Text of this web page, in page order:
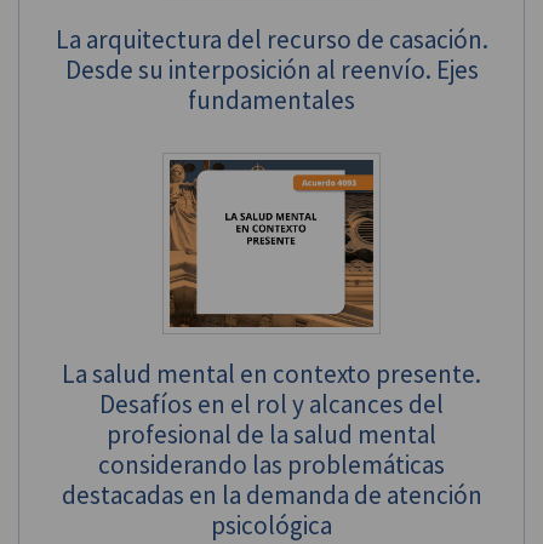
La arquitectura del recurso de casación.
Desde su interposición al reenvío. Ejes
fundamentales
La salud mental en contexto presente.
Desafíos en el rol y alcances del
profesional de la salud mental
considerando las problemáticas
destacadas en la demanda de atención
psicológica